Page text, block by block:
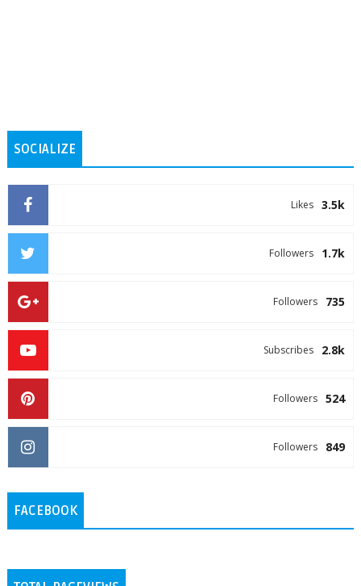
SOCIALIZE
3.5k
Likes
1.7k
Followers
735
Followers
2.8k
Subscribes
524
Followers
849
Followers
FACEBOOK